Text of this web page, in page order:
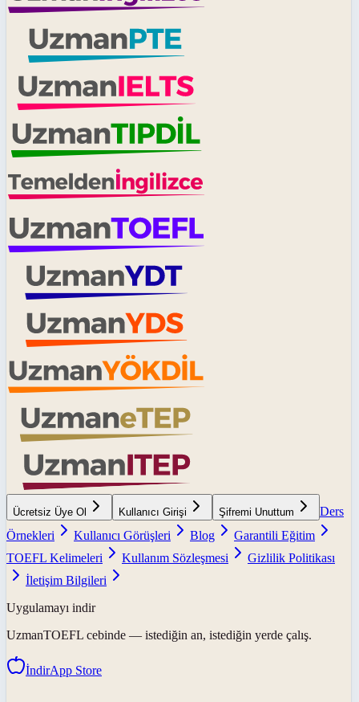
Ücretsiz Üye Ol Kullanıcı Girişi Şifremi Unuttum
Ders
Örnekleri
Kullanıcı Görüşleri Blog
Garantili Eğitim
TOEFL Kelimeleri
Kullanım Sözleşmesi
Gizlilik Politikası
İletişim Bilgileri
Uygulamayı indir
UzmanTOEFL cebinde — istediğin an, istediğin yerde çalış.
İndirApp Store